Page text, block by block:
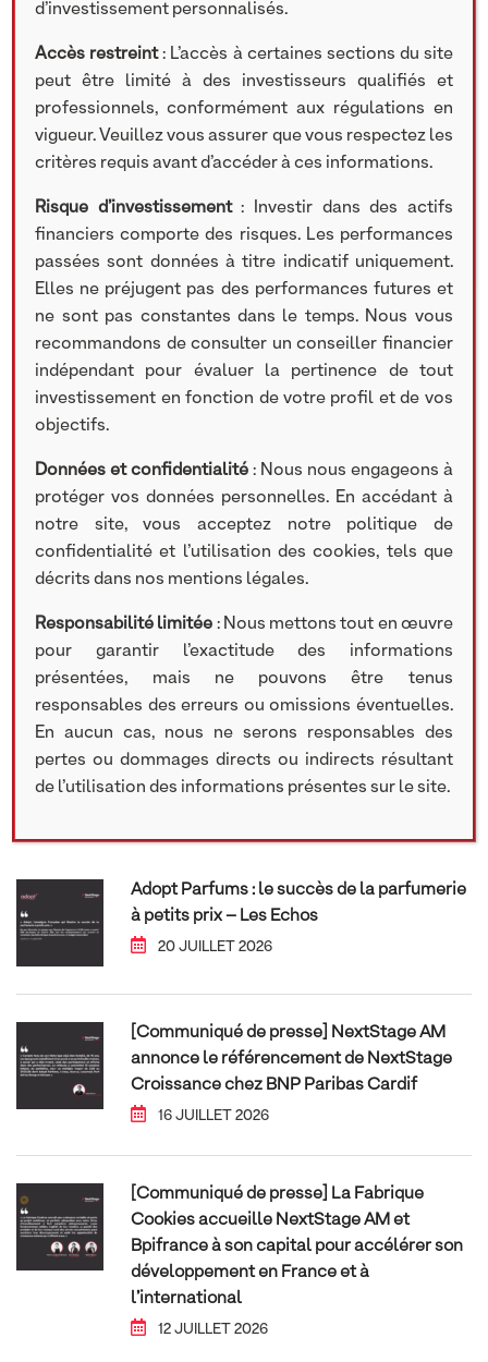
10 JUIN 2020
Participation concernée :Axway
Software
TÉLÉCHARGER LE DOCUMENT
Partager cet article
Rechercher
Search
Catégories
Communiqué de presse
Recrutement
Nos participations
Articles récents
Adopt Parfums : le succès de la parfumerie
à petits prix – Les Echos
20 JUILLET 2026
[Communiqué de presse] NextStage AM
annonce le référencement de NextStage
Croissance chez BNP Paribas Cardif
16 JUILLET 2026
[Communiqué de presse] La Fabrique
Cookies accueille NextStage AM et
Bpifrance à son capital pour accélérer son
développement en France et à
l’international
12 JUILLET 2026
d’investissement personnalisés.
Accès restreint: L’accès à certaines sections du site
peut être limité à des investisseurs qualifiés et
professionnels, conformément aux régulations en
vigueur. Veuillez vous assurer que vous respectez les
critères requis avant d’accéder à ces informations.
Risque d’investissement: Investir dans des actifs
financiers comporte des risques. Les performances
passées sont données à titre indicatif uniquement.
Elles ne préjugent pas des performances futures et
ne sont pas constantes dans le temps. Nous vous
recommandons de consulter un conseiller financier
indépendant pour évaluer la pertinence de tout
investissement en fonction de votre profil et de vos
objectifs.
Données et confidentialité : Nous nous engageons à
protéger vos données personnelles. En accédant à
notre site, vous acceptez notre politique de
confidentialité et l’utilisation des cookies, tels que
décrits dans nos mentions légales.
Responsabilité limitée : Nous mettons tout en œuvre
pour garantir l’exactitude des informations
présentées, mais ne pouvons être tenus
responsables des erreurs ou omissions éventuelles.
En aucun cas, nous ne serons responsables des
pertes ou dommages directs ou indirects résultant
de l’utilisation des informations présentes sur le site.